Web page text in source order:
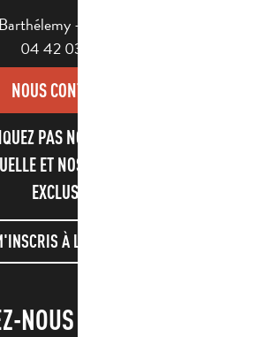
- 13400 AUBAGNE
04 42 03 49 98
NOUS CONTACTER
PAS NOTRE NEWSLETTER
ET NOS INFORMATIONS
EXCLUSIVES !
À LA NEWSLETTER
NOUS !